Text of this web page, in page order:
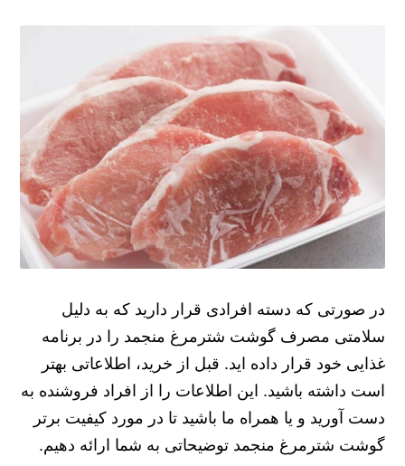
در صورتی که دسته افرادی قرار دارید که به دلیل
سلامتی مصرف گوشت شترمرغ منجمد را در برنامه
غذایی خود قرار داده اید. قبل از خرید، اطلاعاتی بهتر
است داشته باشید. این اطلاعات را از افراد فروشنده به
دست آورید و یا همراه ما باشید تا در مورد کیفیت برتر
گوشت شترمرغ منجمد توضیحاتی به شما ارائه دهیم.